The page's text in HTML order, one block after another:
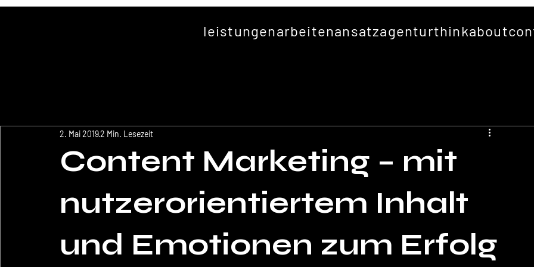
leistungenarbeitenansatzagenturthinkabout
Content Marketing – mit
nutzerorientiertem Inhalt
und Emotionen zum Erfolg
2. Mai 20192 Min. Lesezeit